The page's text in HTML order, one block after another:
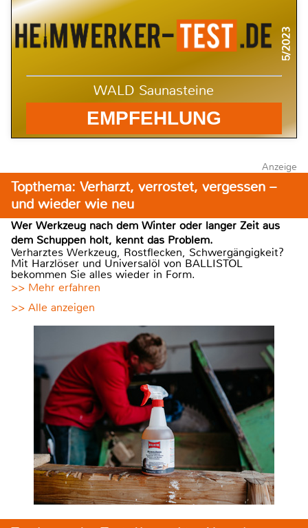
5/2023
WALD Saunasteine
EMPFEHLUNG
Anzeige
Topthema: Verharzt, verrostet, vergessen –
und wieder wie neu
Wer Werkzeug nach dem Winter oder langer Zeit aus
dem Schuppen holt, kennt das Problem.
Verharztes Werkzeug, Rostflecken, Schwergängigkeit?
Mit Harzlöser und Universalöl von BALLISTOL
bekommen Sie alles wieder in Form.
>> Mehr erfahren
>> Alle anzeigen